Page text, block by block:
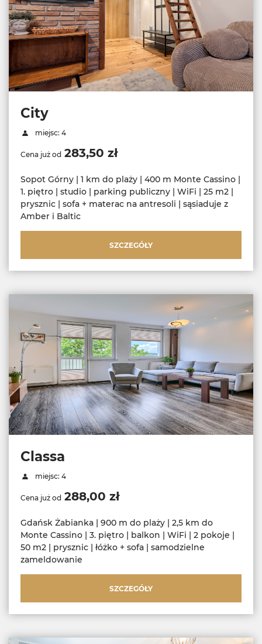
City
miejsc: 4
Cena już od 283,50 zł
Sopot Górny | 1 km do plaży | 400 m Monte Cassino |
1. piętro | studio | parking publiczny | WiFi | 25 m2 |
prysznic | sofa + materac na antresoli | sąsiaduje z
Amber i Baltic
SZCZEGÓŁY
Classa
miejsc: 4
Cena już od 288,00 zł
Gdańsk Żabianka | 900 m do plaży | 2,5 km do
Monte Cassino | 3. piętro | balkon | WiFi | 2 pokoje |
50 m2 | prysznic | łóżko + sofa | samodzielne
zameldowanie
SZCZEGÓŁY